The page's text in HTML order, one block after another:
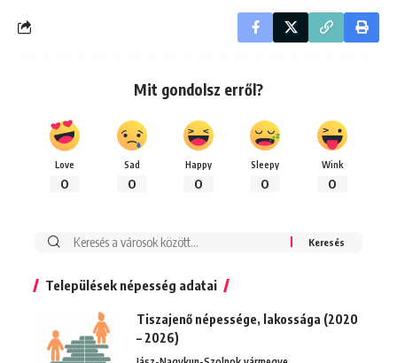
Mit gondolsz erről?
Love
0
Sad
0
Happy
0
Sleepy
0
Wink
0
Keresés:
Települések népesség adatai
Tiszajenő népessége, lakossága (2020
– 2026)